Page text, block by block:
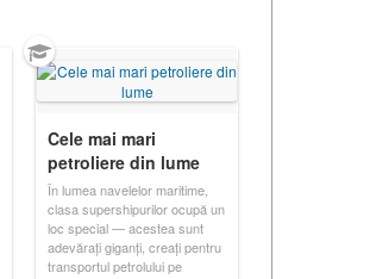
Cele mai mari
petroliere din lume
În lumea navelelor maritime,
clasa supershipurilor ocupă un
loc special — acestea sunt
adevărați giganți, creați pentru
transportul petrolului pe